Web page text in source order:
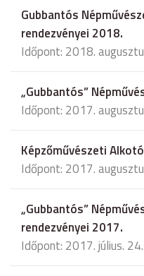
Gubbantós
rendezvényei 2018.
Időpont: 2018.
„Gubbantós”
Időpont: 2017.
Képzőművészeti
Időpont: 2017.
„Gubbantós”
rendezvényei 2017.
Időpont: 2017. július. 24.